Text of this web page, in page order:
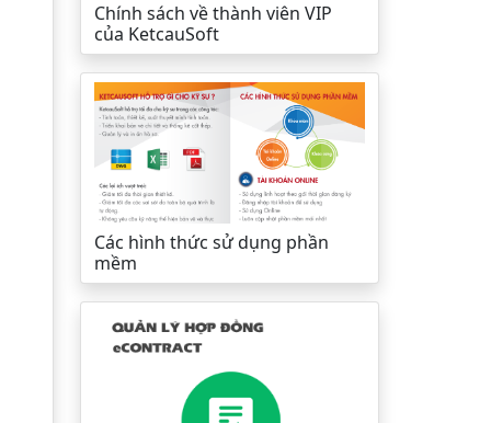
Chính sách về thành viên VIP
của KetcauSoft
Các hình thức sử dụng phần
mềm